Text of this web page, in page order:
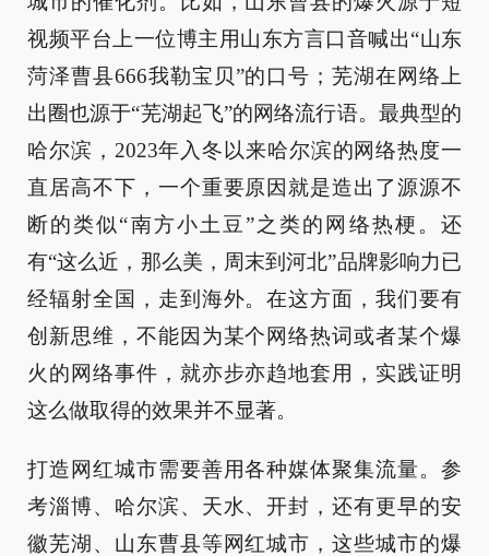
视频平台上一位博主用山东方言口音喊出“山东
菏泽曹县666我勒宝贝”的口号；芜湖在网络上
出圈也源于“芜湖起飞”的网络流行语。最典型的
哈尔滨，2023年入冬以来哈尔滨的网络热度一
直居高不下，一个重要原因就是造出了源源不
断的类似“南方小土豆”之类的网络热梗。还
有“这么近，那么美，周末到河北”品牌影响力已
经辐射全国，走到海外。在这方面，我们要有
创新思维，不能因为某个网络热词或者某个爆
火的网络事件，就亦步亦趋地套用，实践证明
这么做取得的效果并不显著。
打造网红城市需要善用各种媒体聚集流量。参
考淄博、哈尔滨、天水、开封，还有更早的安
徽芜湖、山东曹县等网红城市，这些城市的爆